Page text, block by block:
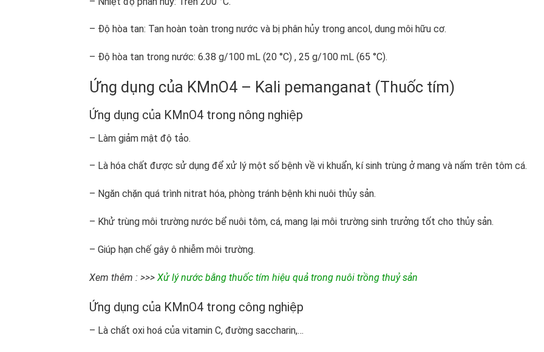
– Độ hòa tan: Tan hoàn toàn trong nước và bị phân hủy trong ancol, dung môi hữu cơ.
– Độ hòa tan trong nước: 6.38 g/100 mL (20 °C) , 25 g/100 mL (65 °C).
Ứng dụng của KMnO4 – Kali pemanganat (Thuốc tím)
Ứng dụng của KMnO4 trong nông nghiệp
– Làm giảm mật độ tảo.
– Là hóa chất được sử dụng để xử lý một số bệnh về vi khuẩn, kí sinh trùng ở mang và nấm trên tôm cá.
– Ngăn chặn quá trình nitrat hóa, phòng tránh bệnh khi nuôi thủy sản.
– Khử trùng môi trường nước bể nuôi tôm, cá, mang lại môi trường sinh trưởng tốt cho thủy sản.
– Giúp hạn chế gây ô nhiễm môi trường.
Xem thêm : >>> Xử lý nước bằng thuốc tím hiệu quả trong nuôi trồng thuỷ sản
Ứng dụng của KMnO4 trong công nghiệp
– Là chất oxi hoá của vitamin C, đường saccharin,…